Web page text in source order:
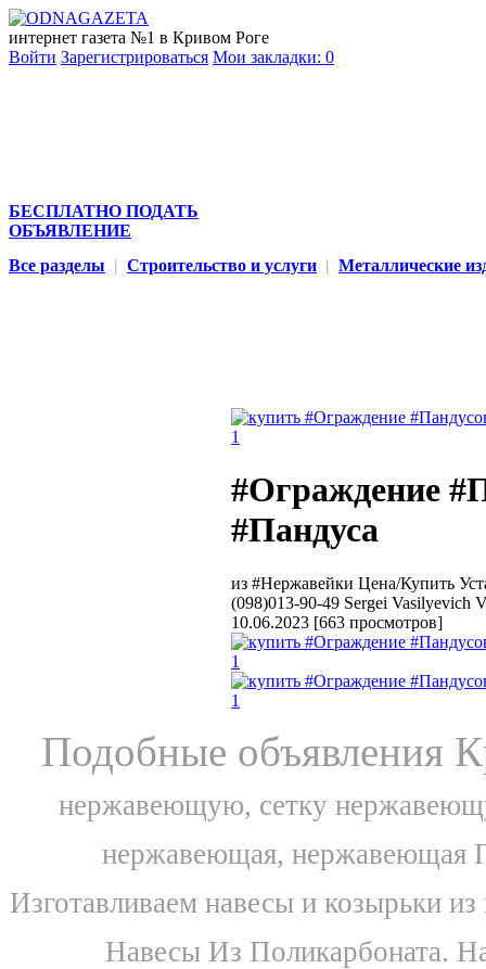
интернет газета №1 в Кривом Роге
Войти Зарегистрироваться Мои закладки: 0
БЕСПЛАТНО ПОДАТЬ
ОБЪЯВЛЕНИЕ
Все разделы | Строительство и услуги | Металлические
#Ограждение
#Пандуса
из #Нержавейки Цена/Купить
(098)013-90-49 Sergei Vasilyevich
10.06.2023 [663 просмотров]
Подобные объявления
нержавеющую, сетку
нержавеющая, нержавеющая
Изготавливаем навесы и козырьки
Навесы Из Поликарбоната.